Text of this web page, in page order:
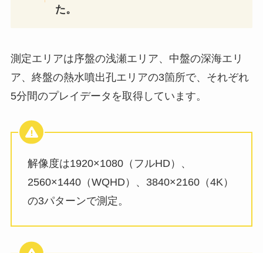
た。
測定エリアは序盤の浅瀬エリア、中盤の深海エリ
ア、終盤の熱水噴出孔エリアの3箇所で、それぞれ
5分間のプレイデータを取得しています。
解像度は1920×1080（フルHD）、
2560×1440（WQHD）、3840×2160（4K）
の3パターンで測定。